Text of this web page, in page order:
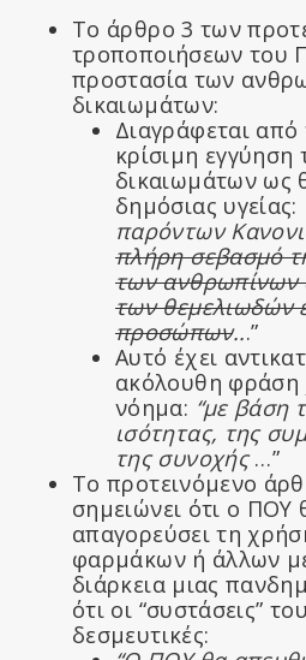
Το άρθρο 3 των
τροποποιήσεων του
προστασία των
δικαιωμάτων:
Διαγράφεται
κρίσιμη
δικαιωμάτων ως
δημόσιας υγείας:
παρόντων
πλήρη σεβασμό
των ανθρωπίνων
των θεμελιωδών
προσώπων...”
Αυτό έχει
ακόλουθη φράση
νόημα: “με βάση
ισότητας, της
της συνοχής…”
Το προτεινόμενο
σημειώνει ότι ο
απαγορεύσει τη
φαρμάκων ή άλλων
διάρκεια μιας
ότι οι “συστάσεις”
δεσμευτικές: